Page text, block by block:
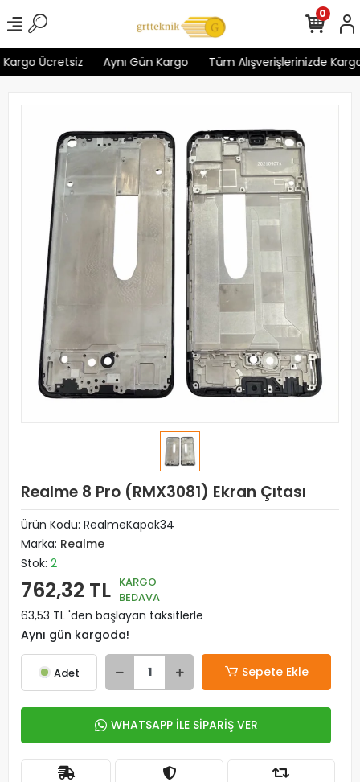
Ücretsiz Aynı Gün Kargo Tüm Alışverişlerinizde Kargo
0
Realme 8 Pro (RMX3081) Ekran Çıtası
Ürün Kodu: RealmeKapak34
Marka: Realme
Stok: 2
762,32 TL KARGO
BEDAVA
63,53 TL 'den başlayan taksitlerle
Aynı gün kargoda!
Adet Sepete Ekle
WHATSAPP İLE SİPARİŞ VER